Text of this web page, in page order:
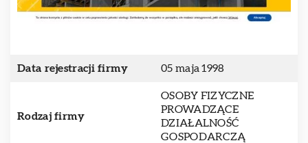
Data rejestracji firmy 05 maja 1998
Rodzaj firmy
OSOBY FIZYCZNE
PROWADZĄCE
DZIAŁALNOŚĆ
GOSPODARCZĄ